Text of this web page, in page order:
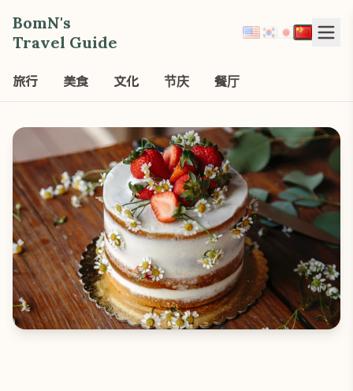
BomN's
Travel Guide
旅行 美食 文化 节庆 餐厅